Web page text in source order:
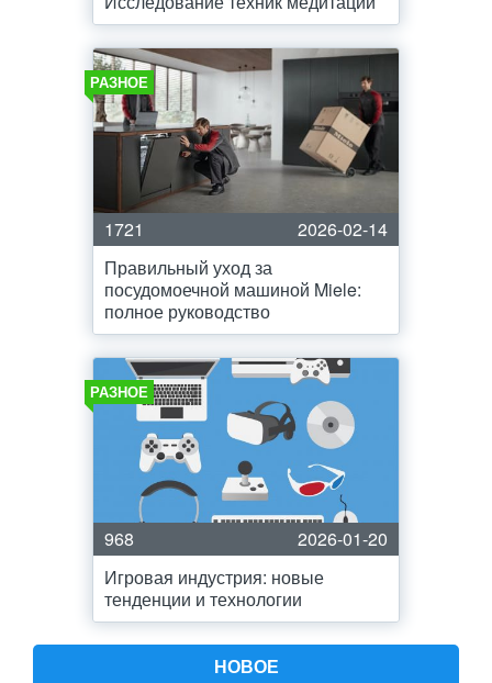
РАЗНОЕ
1721
2026-02-14
Правильный уход за
посудомоечной машиной Miele:
полное руководство
РАЗНОЕ
968
2026-01-20
Игровая индустрия: новые
тенденции и технологии
НОВОЕ